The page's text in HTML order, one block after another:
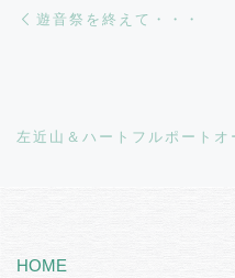
遊音祭を終えて・・・
HOME